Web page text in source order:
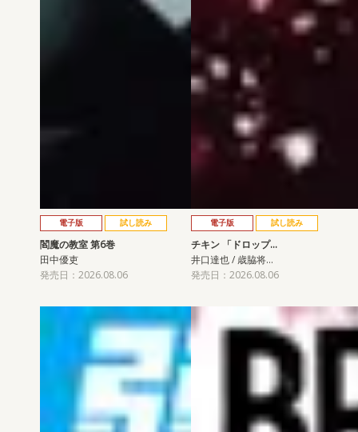
電子版 試し読み
閻魔の教室 第6巻
田中優吏
発売日：2026.08.06
電子版 試し読み
チキン 「ドロップ…
井口達也 / 歳脇将…
発売日：2026.08.06